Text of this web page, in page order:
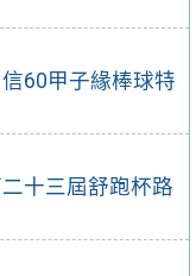
60甲子緣棒球特
十三屆舒跑杯路